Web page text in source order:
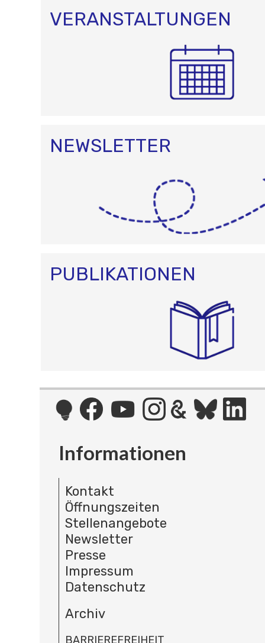
VERANSTALTUNGEN
NEWSLETTER
PUBLIKATIONEN
Informationen
Kontakt
Öffnungszeiten
Stellenangebote
Newsletter
Presse
Impressum
Datenschutz
Archiv
BARRIEREFREIHEIT